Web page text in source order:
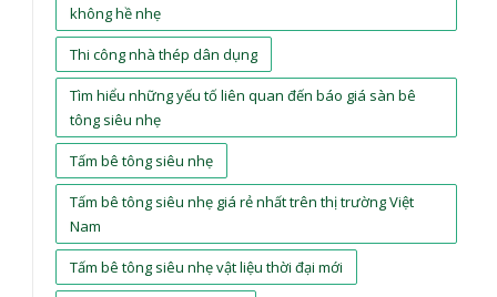
không hề nhẹ
Thi công nhà thép dân dụng
Tìm hiểu những yếu tố liên quan đến báo giá sàn bê
tông siêu nhẹ
Tấm bê tông siêu nhẹ
Tấm bê tông siêu nhẹ giá rẻ nhất trên thị trường Việt
Nam
Tấm bê tông siêu nhẹ vật liệu thời đại mới